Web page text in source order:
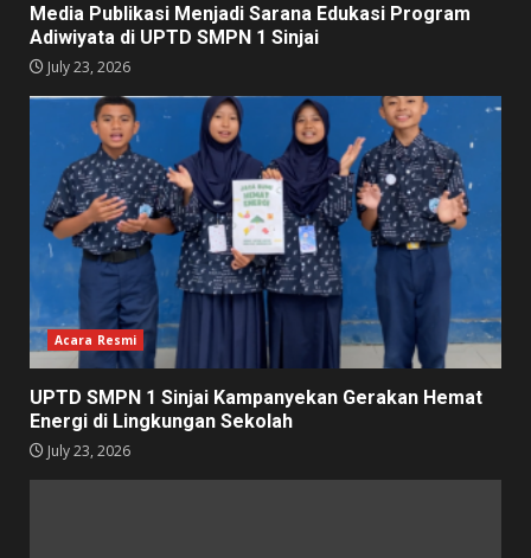
Media Publikasi Menjadi Sarana Edukasi Program
Adiwiyata di UPTD SMPN 1 Sinjai
July 23, 2026
Acara Resmi
UPTD SMPN 1 Sinjai Kampanyekan Gerakan Hemat
Energi di Lingkungan Sekolah
July 23, 2026